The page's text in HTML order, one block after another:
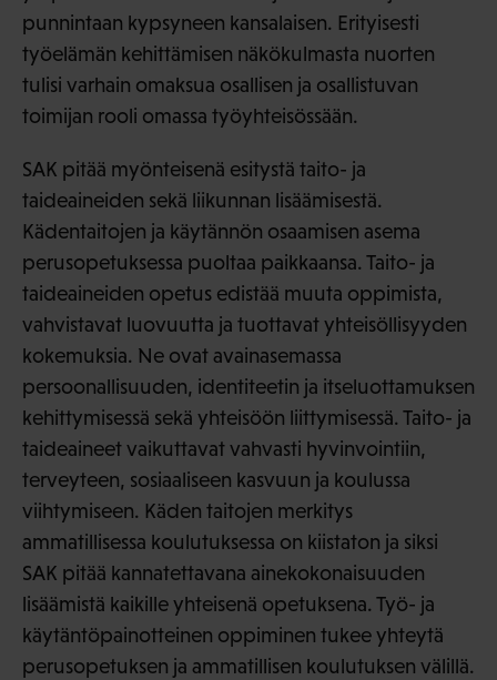
punnintaan kypsyneen kansalaisen. Erityisesti
työelämän kehittämisen näkökulmasta nuorten
tulisi varhain omaksua osallisen ja osallistuvan
toimijan rooli omassa työyhteisössään.
SAK pitää myönteisenä esitystä taito- ja
taideaineiden sekä liikunnan lisäämisestä.
Kädentaitojen ja käytännön osaamisen asema
perusopetuksessa puoltaa paikkaansa. Taito- ja
taideaineiden opetus edistää muuta oppimista,
vahvistavat luovuutta ja tuottavat yhteisöllisyyden
kokemuksia. Ne ovat avainasemassa
persoonallisuuden, identiteetin ja itseluottamuksen
kehittymisessä sekä yhteisöön liittymisessä. Taito- ja
taideaineet vaikuttavat vahvasti hyvinvointiin,
terveyteen, sosiaaliseen kasvuun ja koulussa
viihtymiseen. Käden taitojen merkitys
ammatillisessa koulutuksessa on kiistaton ja siksi
SAK pitää kannatettavana ainekokonaisuuden
lisäämistä kaikille yhteisenä opetuksena. Työ- ja
käytäntöpainotteinen oppiminen tukee yhteytä
perusopetuksen ja ammatillisen koulutuksen välillä.